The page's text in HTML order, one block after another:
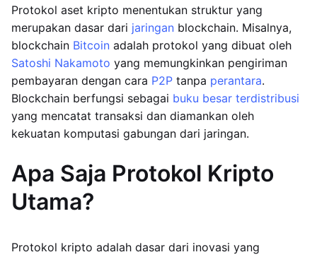
Protokol aset kripto menentukan struktur yang
merupakan dasar dari jaringan blockchain. Misalnya,
blockchain Bitcoin adalah protokol yang dibuat oleh
Satoshi Nakamoto yang memungkinkan pengiriman
pembayaran dengan cara P2P tanpa perantara.
Blockchain berfungsi sebagai buku besar terdistribusi
yang mencatat transaksi dan diamankan oleh
kekuatan komputasi gabungan dari jaringan.
Apa Saja Protokol Kripto
Utama?
Protokol kripto adalah dasar dari inovasi yang